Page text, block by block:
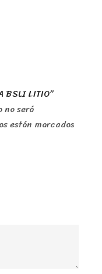
BSLI LITIO”
no será
están marcados